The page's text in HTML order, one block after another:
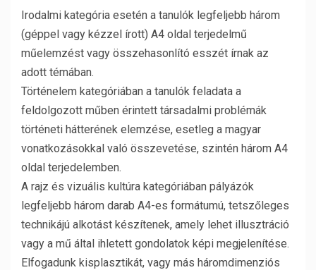
Irodalmi kategória esetén a tanulók legfeljebb három
(géppel vagy kézzel írott) A4 oldal terjedelmű
műelemzést vagy összehasonlító esszét írnak az
adott témában.
Történelem kategóriában a tanulók feladata a
feldolgozott műben érintett társadalmi problémák
történeti hátterének elemzése, esetleg a magyar
vonatkozásokkal való összevetése, szintén három A4
oldal terjedelemben.
A rajz és vizuális kultúra kategóriában pályázók
legfeljebb három darab A4-es formátumú, tetszőleges
technikájú alkotást készítenek, amely lehet illusztráció
vagy a mű által ihletett gondolatok képi megjelenítése.
Elfogadunk kisplasztikát, vagy más háromdimenziós